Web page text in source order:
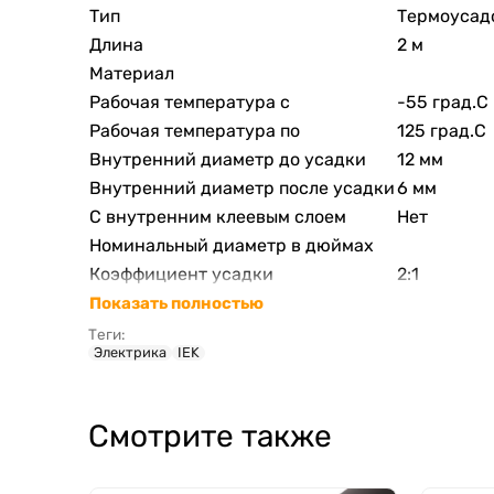
Тип
Длина
2 м
Материал
Рабочая температура с
-55 град.C
Рабочая температура по
125 град.C
Внутренний диаметр до усадки
12 мм
Внутренний диаметр после усадки6 мм
С внутренним клеевым слоем
Нет
Номинальный диаметр в дюймах
Коэффициент усадки
2:1
Показать полностью
Теги:
Электрика IEK
Смотрите также